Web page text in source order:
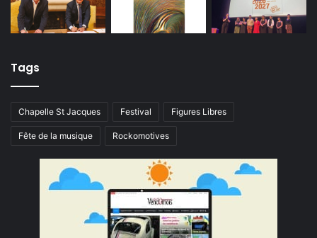
Tags
Chapelle St Jacques Festival Figures Libres
Fête de la musique Rockomotives